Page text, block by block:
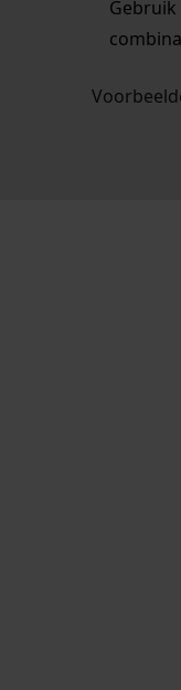
Gebruik